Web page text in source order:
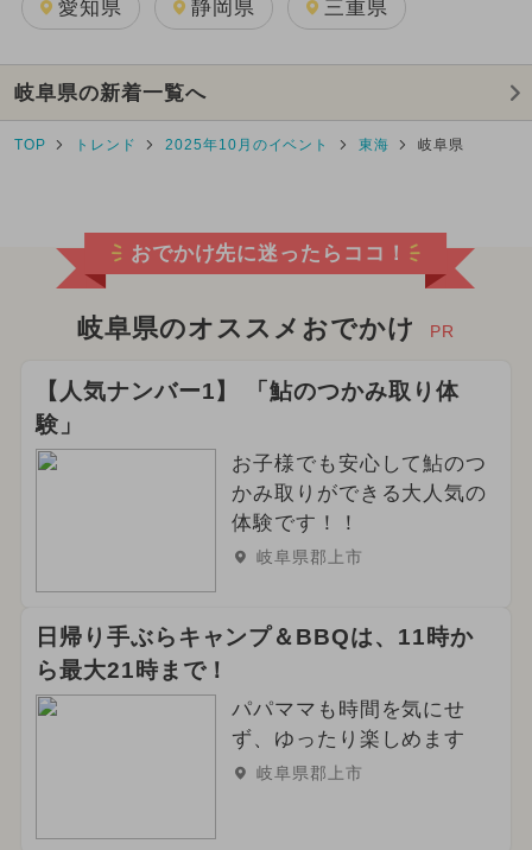
愛知県 静岡県 三重県
岐阜県の新着一覧へ
TOP トレンド 2025年10月のイベント 東海 岐阜県
おでかけ先に迷ったらココ！
岐阜県のオススメおでかけ PR
【人気ナンバー1】 「鮎のつかみ取り体
験」
お子様でも安心して鮎のつ
かみ取りができる大人気の
体験です！！
岐阜県郡上市
日帰り手ぶらキャンプ＆BBQは、11時か
ら最大21時まで！
パパママも時間を気にせ
ず、ゆったり楽しめます
岐阜県郡上市